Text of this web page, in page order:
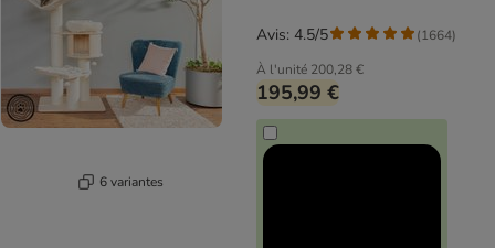
6 variantes
À l'unité 200,28 €
195,99 €
Avis: 4.5/5 (1664)